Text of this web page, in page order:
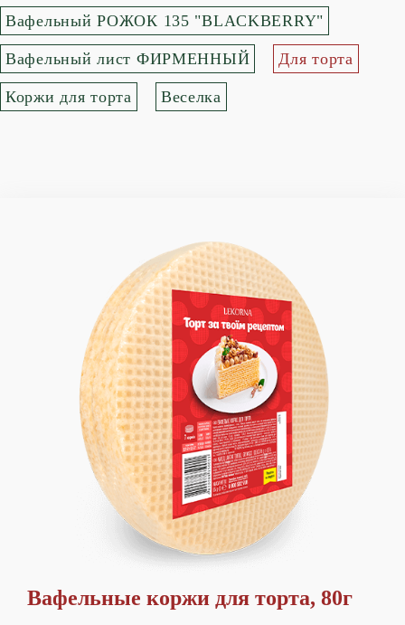
Вафельный РОЖОК 135 "BLACKBERRY"
Вафельный лист ФИРМЕННЫЙ Для торта
Коржи для торта Веселка
Вафельные коржи для торта, 80г